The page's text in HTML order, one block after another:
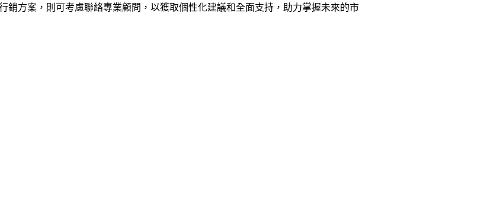
銷方案，則可考慮聯絡專業顧問，以獲取個性化建議和全面支持，助力掌握未來的市